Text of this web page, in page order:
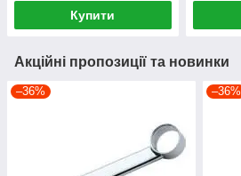
Купити
Акційні пропозиції та новинки
–36% –36%